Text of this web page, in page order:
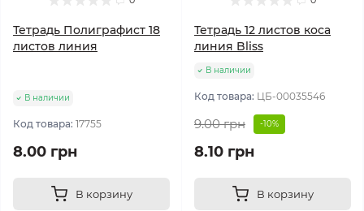
Тетрадь Полиграфист 18
листов линия
В наличии
Код товара: 17755
8.00 грн
В корзину
Тетрадь 12 листов коса
линия Bliss
В наличии
Код товара: ЦБ-00035546
9.00 грн -10%
8.10 грн
В корзину